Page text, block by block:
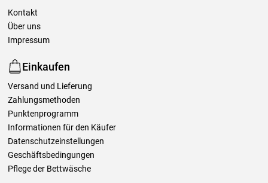
Kontakt
Über uns
Impressum
Einkaufen
Versand und Lieferung
Zahlungsmethoden
Punktenprogramm
Informationen für den Käufer
Datenschutzeinstellungen
Geschäftsbedingungen
Pflege der Bettwäsche